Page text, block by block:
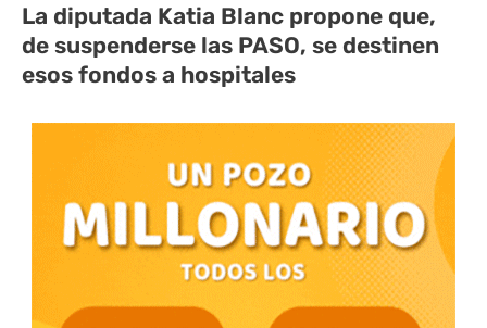
La diputada Katia Blanc propone que,
de suspenderse las PASO, se destinen
esos fondos a hospitales